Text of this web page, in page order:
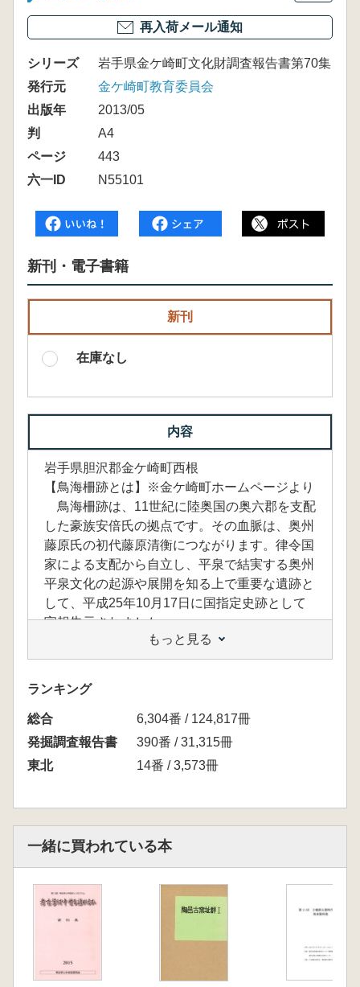
再入荷メール通知
シリーズ
岩手県金ケ崎町文化財調査報告書第70集
発行元
金ケ崎町教育委員会
出版年
2013/05
判
A4
ページ
443
六一ID
N55101
新刊・電子書籍
新刊
在庫なし
内容
岩手県胆沢郡金ケ崎町西根
【鳥海柵跡とは】※金ケ崎町ホームページより
鳥海柵跡は、11世紀に陸奥国の奥六郡を支配
した豪族安倍氏の拠点です。その血脈は、奥州
藤原氏の初代藤原清衡につながります。律令国
家による支配から自立し、平泉で結実する奥州
平泉文化の起源や展開を知る上で重要な遺跡と
して、平成25年10月17日に国指定史跡として
官報告示されました。
もっと見る
ランキング
総合
6,304番 / 124,817冊
発掘調査報告書
390番 / 31,315冊
東北
14番 / 3,573冊
一緒に買われている本